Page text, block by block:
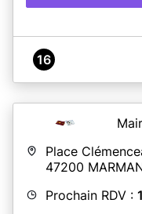
A propos de MAIRIE
16
Place
47200
Prochain RDV :